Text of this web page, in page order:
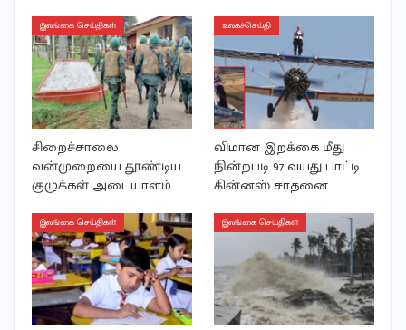
இலங்கை செய்திகள்
சிறைச்சாலை
வன்முறையை தூண்டிய
குழுக்கள் அடையாளம்
உலகச்செய்தி
விமான இறக்கை மீது
நின்றபடி 97 வயது பாட்டி
கின்னஸ் சாதனை
இலங்கை செய்திகள் இலங்கை செய்திகள்